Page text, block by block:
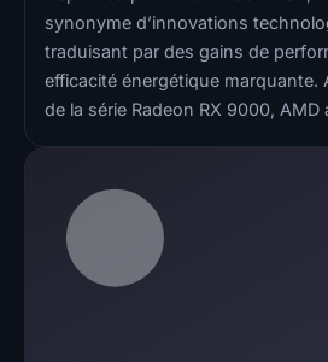
synonyme d’innovations
traduisant par des gains de
efficacité énergétique marquante.
de la série Radeon RX 9000, AMD